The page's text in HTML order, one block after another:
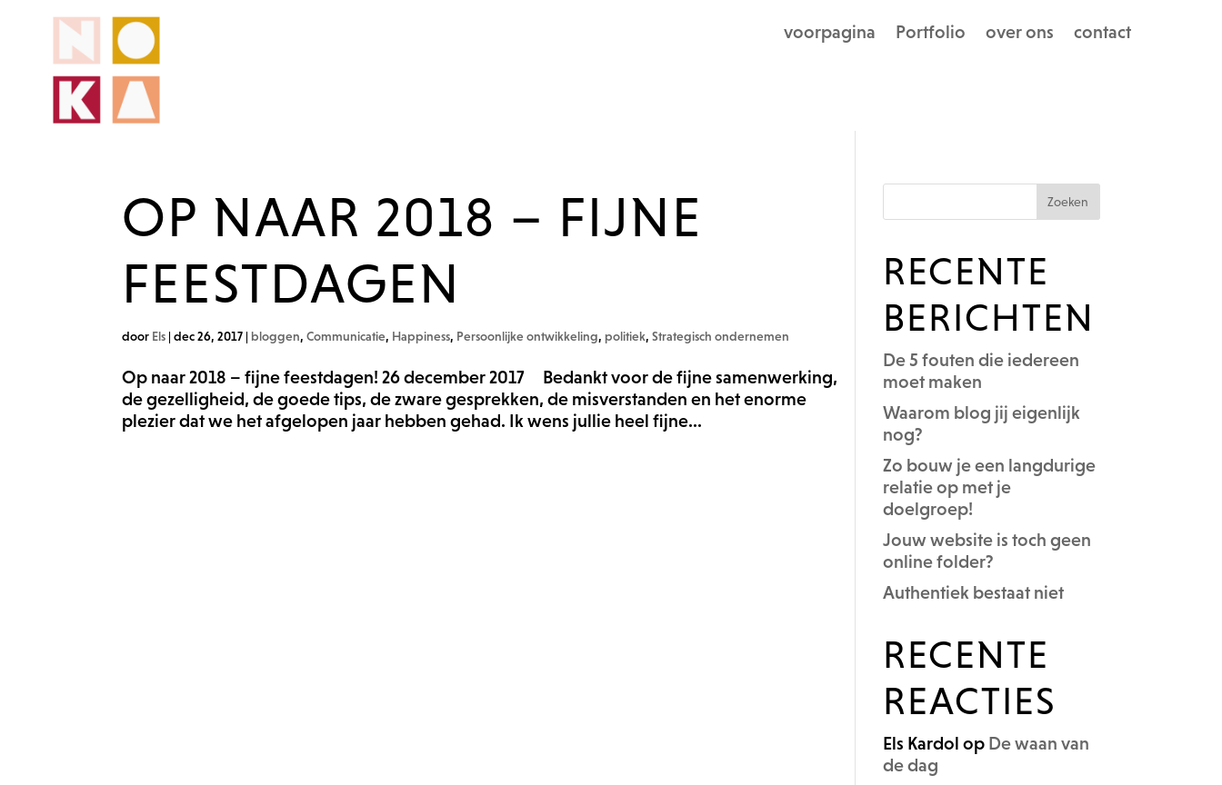
voorpagina Portfolio over ons contact
OP NAAR 2018 – FIJNE
FEESTDAGEN
door Els |dec 26, 2017 | bloggen,Communicatie, Happiness, Persoonlijke ontwikkeling, politiek,Strategisch ondernemen
Op naar 2018 – fijne feestdagen! 26 december 2017 Bedankt voor de fijne samenwerking,
de gezelligheid, de goede tips, de zware gesprekken, de misverstanden en het enorme
plezier dat we het afgelopen jaar hebben gehad. Ik wens jullie heel fijne...
RECENTE
BERICHTEN
De 5 fouten die iedereen
moet maken
Waarom blog jij eigenlijk
nog?
Zo bouw je een langdurige
relatie op met je
doelgroep!
Jouw website is toch geen
online folder?
Authentiek bestaat niet
RECENTE
REACTIES
Els Kardol op De waan van
de dag